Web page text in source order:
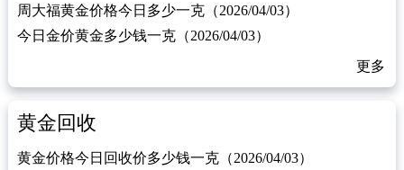
周大福黄金价格今日多少一克（2026/04/03）
今日金价黄金多少钱一克（2026/04/03）
更多
黄金回收
黄金价格今日回收价多少钱一克（2026/04/03）